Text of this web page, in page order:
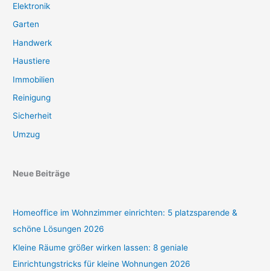
Elektronik
Garten
Handwerk
Haustiere
Immobilien
Reinigung
Sicherheit
Umzug
Neue Beiträge
Homeoffice im Wohnzimmer einrichten: 5 platzsparende &
schöne Lösungen 2026
Kleine Räume größer wirken lassen: 8 geniale
Einrichtungstricks für kleine Wohnungen 2026